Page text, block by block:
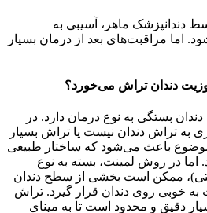
دندانپزشک ماهر، آسیبی به
اما مراقبت‌های بعد از درمان بسیار
دندان تراش می‌خورد؟
بستگی به نوع درمان دارد. در
به تراش دندان نیست یا تراش بسیار
باعث می‌شود که ساختار طبیعی
اما در روش لمینت، بسته به نوع
ممکن است بخشی از سطح دندان
به خوبی روی دندان قرار گیرد. تراش
دقیق و محدود است تا به مینای